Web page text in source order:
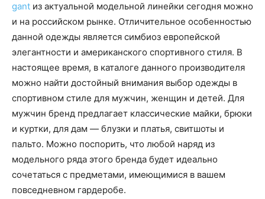
gant из актуальной модельной линейки сегодня можно
и на российском рынке. Отличительное особенностью
данной одежды является симбиоз европейской
элегантности и американского спортивного стиля. В
настоящее время, в каталоге данного производителя
можно найти достойный внимания выбор одежды в
спортивном стиле для мужчин, женщин и детей. Для
мужчин бренд предлагает классические майки, брюки
и куртки, для дам — блузки и платья, свитшоты и
пальто. Можно поспорить, что любой наряд из
модельного ряда этого бренда будет идеально
сочетаться с предметами, имеющимися в вашем
повседневном гардеробе.